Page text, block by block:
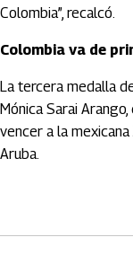
Colombia”, recalcó.
Colombia va de
La tercera medalla
Mónica Sarai
vencer a la
Aruba.